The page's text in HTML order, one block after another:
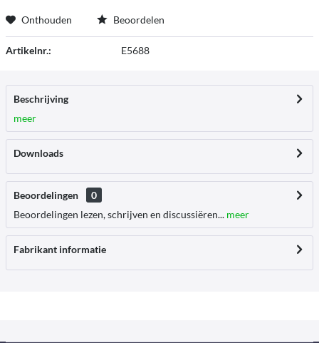
Onthouden Beoordelen
Artikelnr.: E5688
Beschrijving
meer
Downloads
Beoordelingen
0
Beoordelingen lezen, schrijven en discussiëren... meer
Fabrikant informatie